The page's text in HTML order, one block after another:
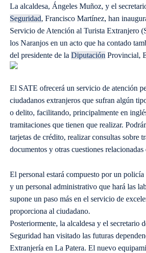
La alcaldesa, Ángeles Muñoz, y el
Seguridad, Francisco Martínez, han
Servicio de Atención al Turista Extranjero
los Naranjos en un acto que ha contado
del presidente de la Diputación Provincial,
El SATE ofrecerá un servicio de atención
ciudadanos extranjeros que sufran algún
o delito, facilitando, principalmente en
tramitaciones que tienen que realizar.
tarjetas de crédito, realizar consultas sobre
documentos y otras cuestiones
El personal estará compuesto por un
y un personal administrativo que hará las
supone un paso más en el servicio de
proporciona al ciudadano.
Posteriormente, la alcaldesa y el secretario
Seguridad han visitado las futuras
Extranjería en La Patera. El nuevo